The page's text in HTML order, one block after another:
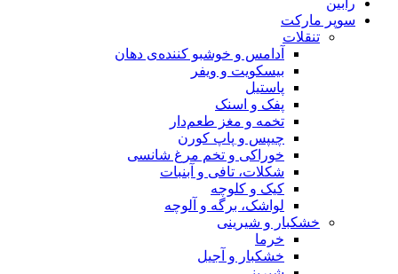
سوپر مارکت
تنقلات
آدامس و خوشبو کننده‌ی دهان
بیسکویت و ویفر
پاستیل
پفک و اسنک
تخمه و مغز طعم‌دار
چیپس و پاپ کورن
خوراکی و تخم مرغ شانسی
شکلات، تافی و آبنبات
کیک و کلوچه
لواشک، برگه و آلوچه
خشکبار و شیرینی
خرما
خشکبار و آجیل